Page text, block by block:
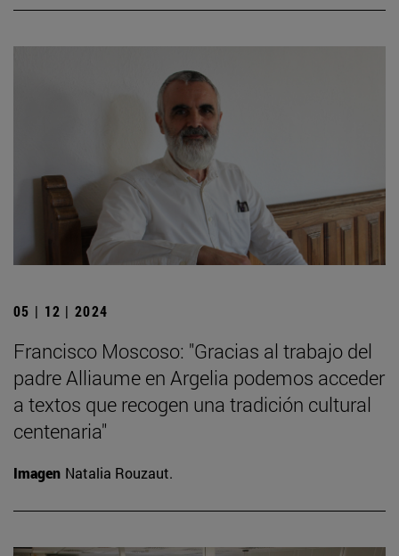
05 | 12 | 2024
Francisco Moscoso: "Gracias al trabajo del
padre Alliaume en Argelia podemos acceder
a textos que recogen una tradición cultural
centenaria"
Imagen Natalia Rouzaut.